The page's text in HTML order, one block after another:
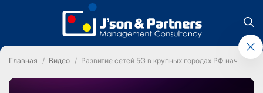
Главная Видео Развитие сетей 5G в крупных городах РФ